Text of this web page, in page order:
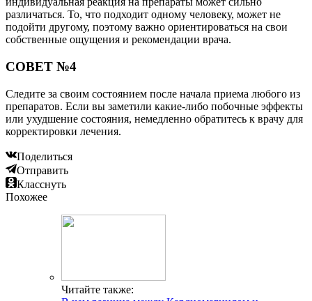
различаться. То, что подходит одному человеку, может не
подойти другому, поэтому важно ориентироваться на свои
собственные ощущения и рекомендации врача.
СОВЕТ №4
Следите за своим состоянием после начала приема любого из
препаратов. Если вы заметили какие-либо побочные эффекты
или ухудшение состояния, немедленно обратитесь к врачу для
корректировки лечения.
Поделиться
Отправить
Класснуть
Похожее
Читайте также: